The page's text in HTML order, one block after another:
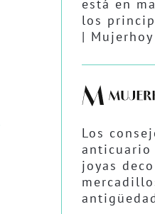
está en
los
| Mujerhoy
Los
anticuario
joyas